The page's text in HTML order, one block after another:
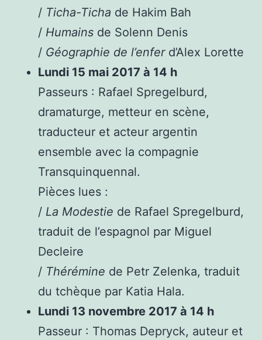
/ Ticha-Ticha de Hakim Bah
/ Humains de Solenn Denis
/ Géographie de l’enferd’Alex Lorette
Lundi 15 mai 2017 à 14 h
Passeurs : Rafael Spregelburd,
dramaturge, metteur en scène,
traducteur et acteur argentin
ensemble avec la compagnie
Transquinquennal.
Pièces lues :
/ La Modestie de Rafael Spregelburd,
traduit de l’espagnol par Miguel
Decleire
/ Thérémine de Petr Zelenka, traduit
du tchèque par Katia Hala.
Lundi 13 novembre 2017 à 14 h
Passeur : Thomas Depryck, auteur et